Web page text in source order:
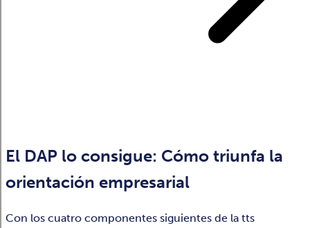
El DAP lo consigue: Cómo triunfa la
orientación empresarial
Con los cuatro componentes siguientes de la tts